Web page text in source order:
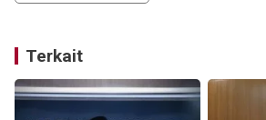
Terkait